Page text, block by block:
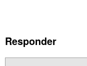
Responder